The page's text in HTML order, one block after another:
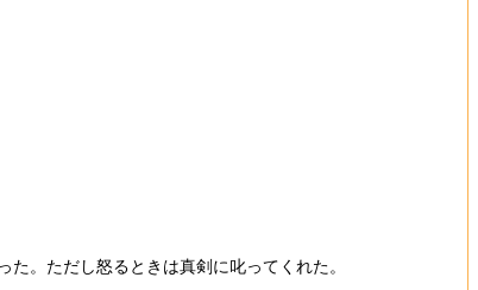
。ただし怒るときは真剣に叱ってくれた。